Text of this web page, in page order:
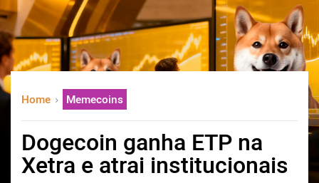
italiano
deutsch
日本語
русский
العربية
ไทย
Home Memecoins
Dogecoin ganha ETP na
Xetra e atrai institucionais